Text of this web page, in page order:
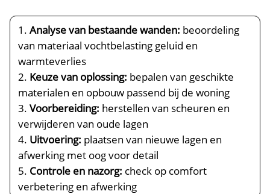
Analyse van bestaande wanden: beoordeling
van materiaal vochtbelasting geluid en
warmteverlies
Keuze van oplossing: bepalen van geschikte
materialen en opbouw passend bij de woning
Voorbereiding: herstellen van scheuren en
verwijderen van oude lagen
Uitvoering: plaatsen van nieuwe lagen en
afwerking met oog voor detail
Controle en nazorg: check op comfort
verbetering en afwerking